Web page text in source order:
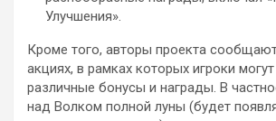
Улучшения».
Кроме того, авторы проекта
акциях, в рамках которых игроки
различные бонусы и награды. В
над Волком полной луны (будет